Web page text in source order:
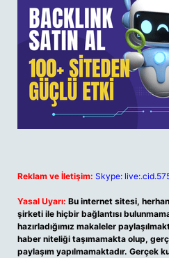
Reklam ve İletişim: Skype:
Yasal Uyarı: Bu internet sitesi,
şirketi ile hiçbir bağlantısı
hazırladığımız makaleler
haber niteliği taşımamakta olup,
paylaşım yapılmamaktadır. Gerçek